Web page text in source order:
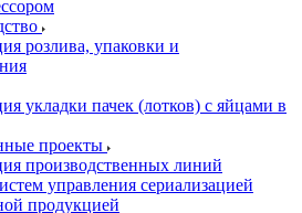
розлива, упаковки и
укладки пачек (лотков) с яйцами в
проекты
производственных линий
управления сериализацией
продукцией